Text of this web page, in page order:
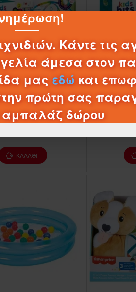
Κάντε τις
άμεσα στον
μας εδώ και
πρώτη σας
δώρου
1-077814 06/007
ΓΥΜΝΑΣΤΗΡΙΟ
ΦΑΡΜΑ KH06/007
54,95€
ΚΑΛΆΘΙ
1-
KIDS HIT